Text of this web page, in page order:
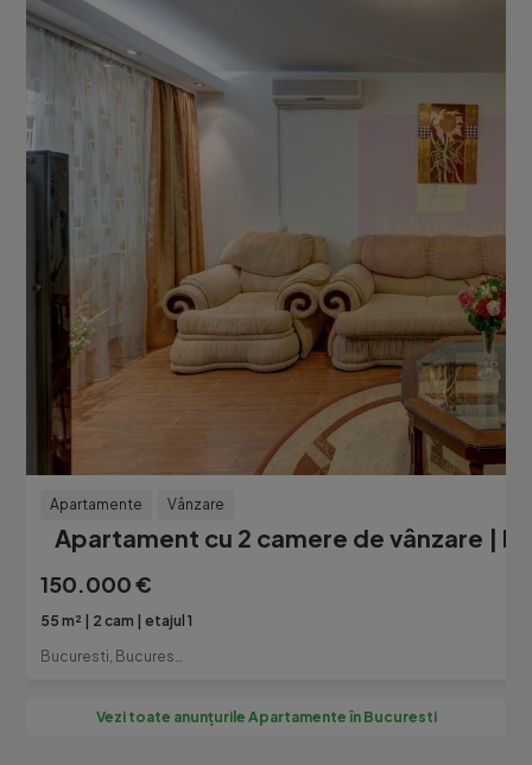
Apartamente Vânzare
Apartament cu 2 camere de vânzare |
150.000 €
55 m² 2 cam
etajul 1
Vezi toate anunțurile Apartamente în Bucuresti